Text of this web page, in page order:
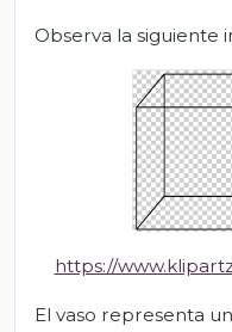
Observa la siguiente
https://
El vaso representa